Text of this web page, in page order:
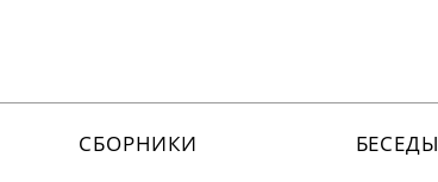
СБОРНИКИ БЕСЕДЫ